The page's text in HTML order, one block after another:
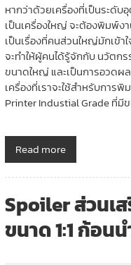
หากว่าด้วยเครื่องที่เป็นระดั
เป็นเครื่องใหญ่ จะต้องพิมพ์ง
เป็นเรื่องที่คนส่วนใหญ่มักเข้
จะทำให้ผู้คนได้รู้จักกับ นวัตก
ขนาดใหญ่ และเป็นการอวดผ
เครื่องที่เราจะใช้สำหรับการ
Printer Industial Grade ที่
Read more
Spoiler ส่วนเ
ขนาด 1:1 ก้อน